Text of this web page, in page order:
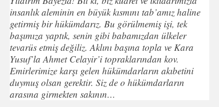
insanlık aleminin en büyük kısmını tab’amız haline
getirmiş bir hükümdarız. Bu görülmemiş işi, tek
başımıza yaptık, senin gibi babamızdan ülkeler
tevarüs etmiş değiliz. Aklını başına topla ve Kara
Yusuf’la Ahmet Celayir’i topraklarından kov.
Emirlerimize karşı gelen hükümdarların akıbetini
duymuş olsan gerektir. Siz de o hükümdarların
arasına girmekten sakının…